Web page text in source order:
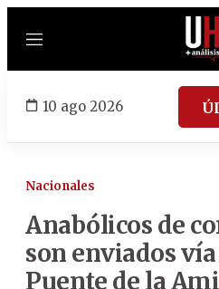
Menú
10 ago 2026
Nacionales
Anabólicos de
son enviados
Puente de la